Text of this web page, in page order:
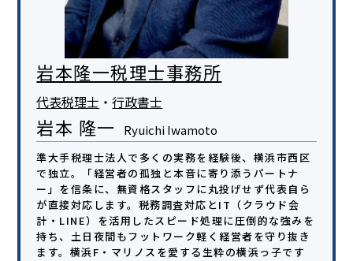
岩本隆一税理士事務所
代表税理士 ・行政書士
岩本 隆一 Ryuichi Iwamoto
準大手税理士法人で多くの実務を経験後、横浜市西区
で独立。「経営者の孤独と本音に寄り添うパートナ
ー」を信条に、無資格スタッフに丸投げせず代表自ら
が直接対応します。税務調査対応とIT（クラウド会
計・LINE）を活用したスピード処理に圧倒的な強みを
持ち、土日夜間もフットワーク軽く経営者を守り抜き
ます。横浜F・マリノスを愛する生粋の横浜っ子です